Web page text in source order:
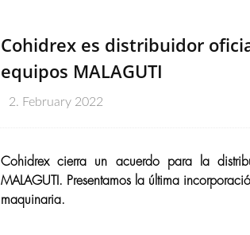
Cohidrex es distribuidor
equipos MALAGUTI
2. February 2022
Cohidrex cierra un acuerdo para la
MALAGUTI. Presentamos la última
maquinaria.